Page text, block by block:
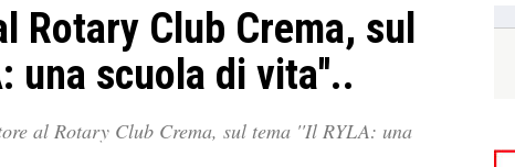
Rotary Club Crema, sul
una scuola di vita''..
al Rotary Club Crema, sul tema ''Il RYLA: una